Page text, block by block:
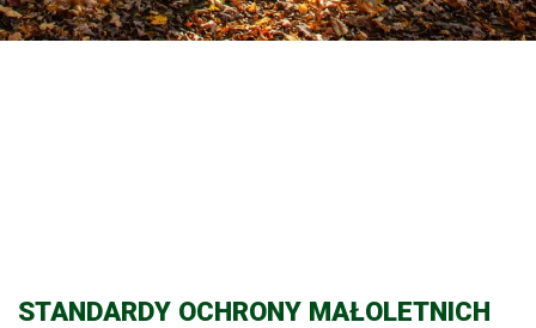
STANDARDY OCHRONY MAŁOLETNICH